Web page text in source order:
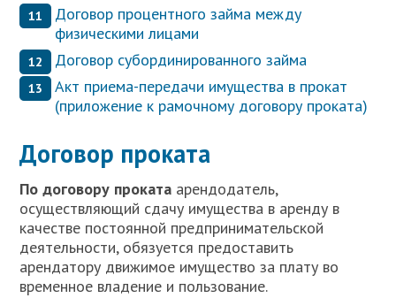
Договор процентного займа между
физическими лицами
Договор субординированного займа
Акт приема-передачи имущества в прокат
(приложение к рамочному договору проката)
Договор проката
По договору проката арендодатель,
осуществляющий сдачу имущества в аренду в
качестве постоянной предпринимательской
деятельности, обязуется предоставить
арендатору движимое имущество за плату во
временное владение и пользование.